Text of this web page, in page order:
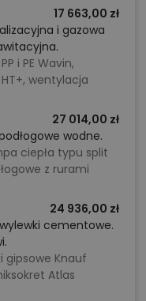
17 663,00 zł
i gazowa
i PE Wavin,
wentylacja
27 014,00 zł
wodne.
ciepła typu split
z rurami
24 936,00 zł
cementowe.
gipsowe Knauf
Atlas